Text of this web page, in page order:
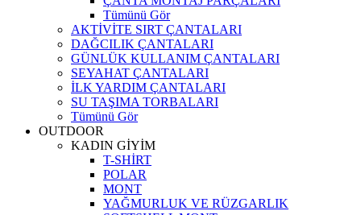
Tümünü Gör
AKTİVİTE SIRT ÇANTALARI
DAĞCILIK ÇANTALARI
GÜNLÜK KULLANIM ÇANTALARI
SEYAHAT ÇANTALARI
İLK YARDIM ÇANTALARI
SU TAŞIMA TORBALARI
Tümünü Gör
OUTDOOR
KADIN GİYİM
T-SHİRT
POLAR
MONT
YAĞMURLUK VE RÜZGARLIK